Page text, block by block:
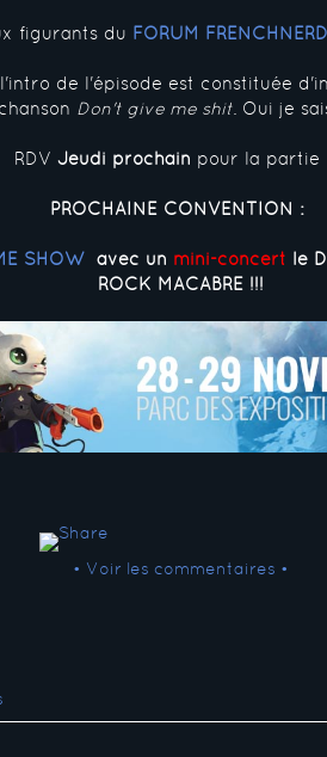
figurants du FORUM FRENCHNERD
de l'épisode est constituée
Don't give me shit. Oui je
RDV Jeudi prochain pour la partie
PROCHAINE CONVENTION :
SHOWavec un mini-concert le
ROCK MACABRE !!!
• Voir les commentaires •